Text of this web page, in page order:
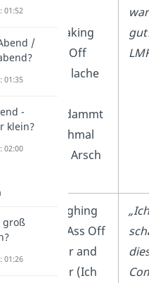
Freaking
Ass Off
(Ich lache
verdammt
nochmal
den Arsch
war
gut!
Laughing
My Ass Off
Over and
Over (Ich
„Ich
diese
01:52
/
01:35
-
klein?
02:00
groß
01:26